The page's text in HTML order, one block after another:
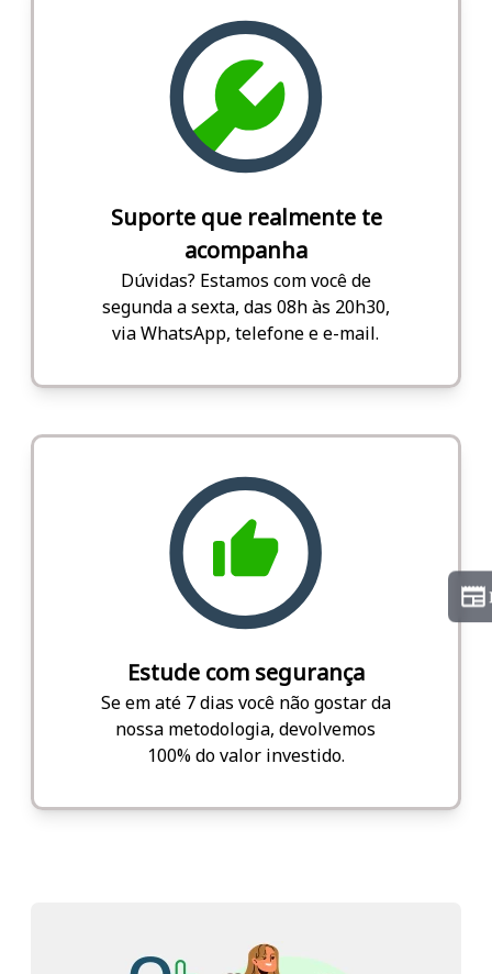
Suporte que realmente te
acompanha
Dúvidas? Estamos com você de
segunda a sexta, das 08h às 20h30,
via WhatsApp, telefone e e-mail.
Estude com segurança
Se em até 7 dias você não gostar da
nossa metodologia, devolvemos
100% do valor investido.